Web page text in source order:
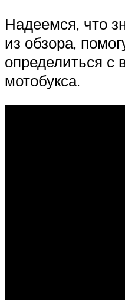
Надеемся, что
из обзора,
определиться с
мотобукса.